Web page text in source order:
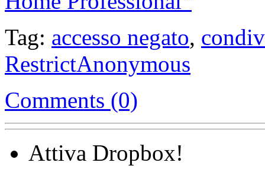
Tag: accesso negato,
RestrictAnonymous
Comments (0)
Attiva Dropbox!